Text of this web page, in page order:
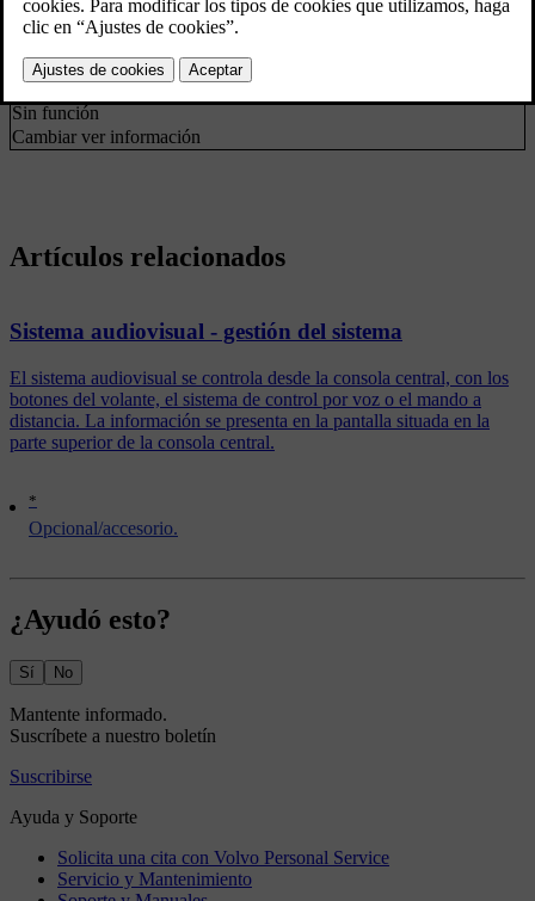
Preconfigurados
Preselección de emisoras
Ninguno
Conexión DAB-DAB
DAB a enlace DAB
Opciones tecla FAV
Favoritos
Sin función
Cambiar ver información
*
Opcional/accesorio.
Artículos relacionados
Sistema audiovisual - gestión del sistema
El sistema audiovisual se controla desde la consola central, con los
botones del volante, el sistema de control por voz o el mando a
distancia. La información se presenta en la pantalla situada en la
parte superior de la consola central.
¿Ayudó esto?
Sí No